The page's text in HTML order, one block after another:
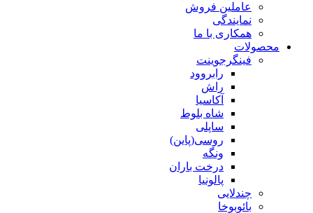
عاملین فروش
نمایندگی
همکاری با ما
محصولات
فینگرجوینت
رابروود
راش
آکاسیا
شاه بلوط
ساپلی
روسی(پاین)
ونگه
درخت باران
پالونیا
چندلایی
بائوبوخا